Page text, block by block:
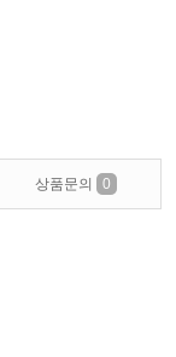
상품문의 0